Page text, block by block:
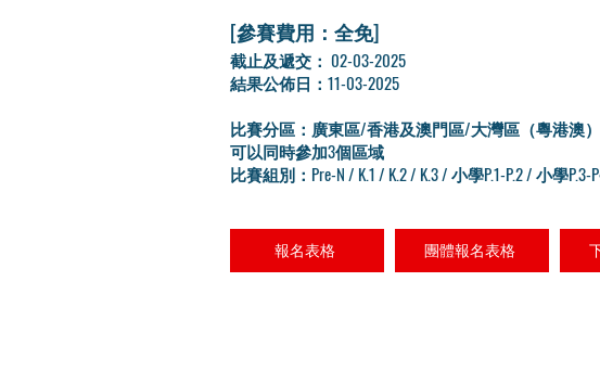
[參賽費用：全免]
​截止及遞交： 02-03-2025
結果公佈日：11-03-2025
比賽分區：廣東區/香港及澳門區/大灣區（粵港澳）
可以同時參加3個區域
比賽組別：Pre-N / K.1 / K.2 / K.3 / 小學P.1-P.2 / 小學
報名表格 團體報名表格